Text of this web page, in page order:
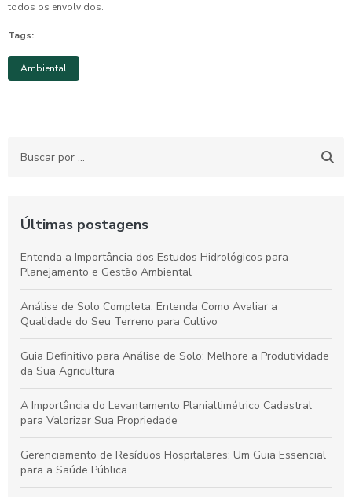
todos os envolvidos.
Tags:
Ambiental
Últimas postagens
Entenda a Importância dos Estudos Hidrológicos para
Planejamento e Gestão Ambiental
Análise de Solo Completa: Entenda Como Avaliar a
Qualidade do Seu Terreno para Cultivo
Guia Definitivo para Análise de Solo: Melhore a Produtividade
da Sua Agricultura
A Importância do Levantamento Planialtimétrico Cadastral
para Valorizar Sua Propriedade
Gerenciamento de Resíduos Hospitalares: Um Guia Essencial
para a Saúde Pública